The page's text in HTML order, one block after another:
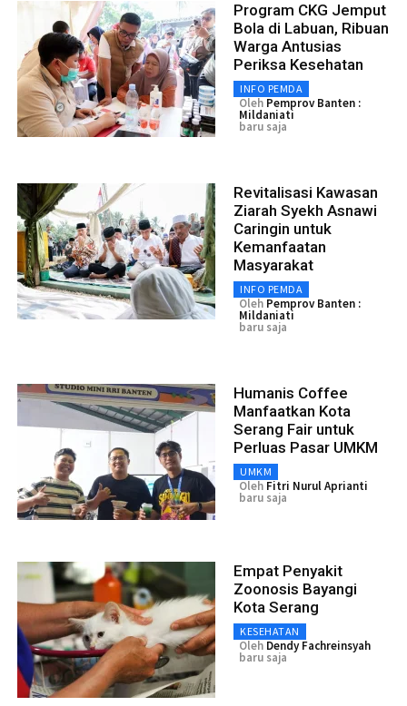
Program CKG Jemput
Bola di Labuan, Ribuan
Warga Antusias
Periksa Kesehatan
INFO PEMDA
Oleh Pemprov Banten :
Mildaniati
baru saja
Revitalisasi Kawasan
Ziarah Syekh Asnawi
Caringin untuk
Kemanfaatan
Masyarakat
INFO PEMDA
Oleh Pemprov Banten :
Mildaniati
baru saja
Humanis Coffee
Manfaatkan Kota
Serang Fair untuk
Perluas Pasar UMKM
UMKM
Oleh Fitri Nurul Aprianti
baru saja
Empat Penyakit
Zoonosis Bayangi
Kota Serang
KESEHATAN
Oleh Dendy Fachreinsyah
baru saja